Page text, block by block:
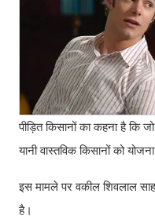
पीड़ित किसानों का कहना है कि
यानी वास्तविक किसानों को
इस मामले पर वकील शिवलाल
है।